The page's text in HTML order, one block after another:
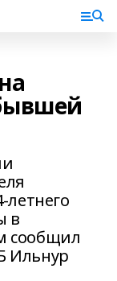
летнего
в
сообщил
Ильнур